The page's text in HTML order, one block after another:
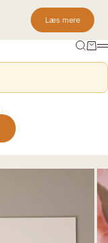
Læs mere
SøgKurv